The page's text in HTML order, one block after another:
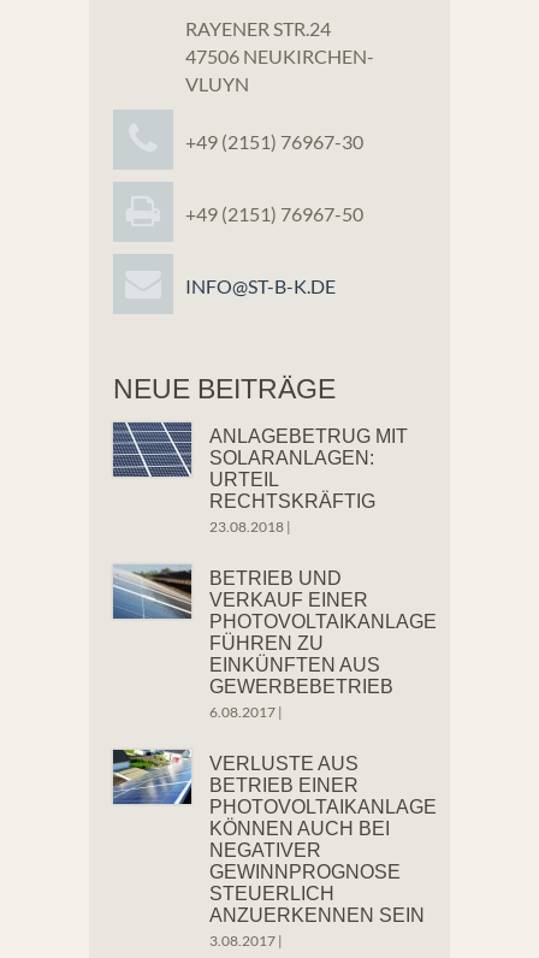
RAYENER STR.24
47506 NEUKIRCHEN-
VLUYN
+49 (2151) 76967-30
+49 (2151) 76967-50
INFO@ST-B-K.DE
NEUE BEITRÄGE
ANLAGEBETRUG MIT
SOLARANLAGEN:
URTEIL
RECHTSKRÄFTIG
23.08.2018 |
BETRIEB UND
VERKAUF EINER
PHOTOVOLTAIKANLAGE
FÜHREN ZU
EINKÜNFTEN AUS
GEWERBEBETRIEB
6.08.2017 |
VERLUSTE AUS
BETRIEB EINER
PHOTOVOLTAIKANLAGE
KÖNNEN AUCH BEI
NEGATIVER
GEWINNPROGNOSE
STEUERLICH
ANZUERKENNEN SEIN
3.08.2017 |